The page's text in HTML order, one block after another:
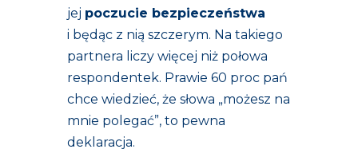
jej poczucie bezpieczeństwa
i będąc z nią szczerym. Na takiego
partnera liczy więcej niż połowa
respondentek. Prawie 60 proc pań
chce wiedzieć, że słowa „możesz na
mnie polegać”, to pewna
deklaracja.